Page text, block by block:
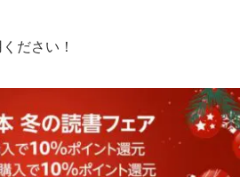
ださい！